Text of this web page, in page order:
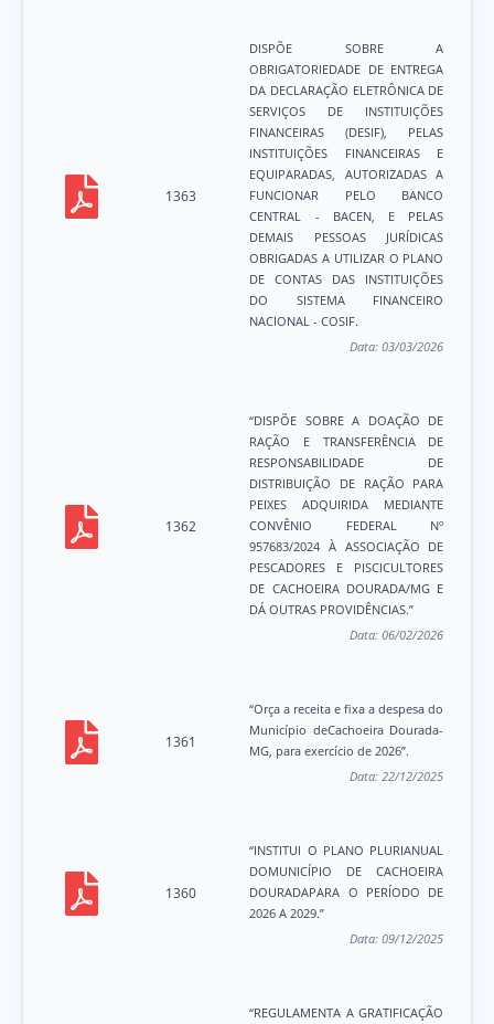
1363
DISPÕE SOBRE A
OBRIGATORIEDADE DE ENTREGA
DA DECLARAÇÃO ELETRÔNICA DE
SERVIÇOS DE INSTITUIÇÕES
FINANCEIRAS (DESIF), PELAS
INSTITUIÇÕES FINANCEIRAS E
EQUIPARADAS, AUTORIZADAS A
FUNCIONAR PELO BANCO
CENTRAL - BACEN, E PELAS
DEMAIS PESSOAS JURÍDICAS
OBRIGADAS A UTILIZAR O PLANO
DE CONTAS DAS INSTITUIÇÕES
DO SISTEMA FINANCEIRO
NACIONAL - COSIF.
Data:03/03/2026
1362
“DISPÕE SOBRE A DOAÇÃO DE
RAÇÃO E TRANSFERÊNCIA DE
RESPONSABILIDADE DE
DISTRIBUIÇÃO DE RAÇÃO PARA
PEIXES ADQUIRIDA MEDIANTE
CONVÊNIO FEDERAL Nº
957683/2024 À ASSOCIAÇÃO DE
PESCADORES E PISCICULTORES
DE CACHOEIRA DOURADA/MG E
DÁ OUTRAS PROVIDÊNCIAS.”
Data:06/02/2026
1361
“Orça a receita e fixa a despesa do
Município deCachoeira Dourada-
MG, para exercício de 2026”.
Data:22/12/2025
1360
“INSTITUI O PLANO PLURIANUAL
DOMUNICÍPIO DE CACHOEIRA
DOURADAPARA O PERÍODO DE
2026 A 2029.”
Data:09/12/2025
“REGULAMENTA A GRATIFICAÇÃO